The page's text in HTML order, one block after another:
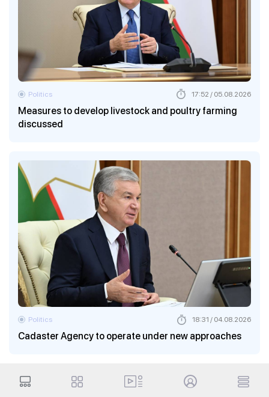
Measures to develop livestock and poultry farming
discussed
Politics 17:52 / 05.08.2026
Cadaster Agency to operate under new approaches
Politics 18:31 / 04.08.2026